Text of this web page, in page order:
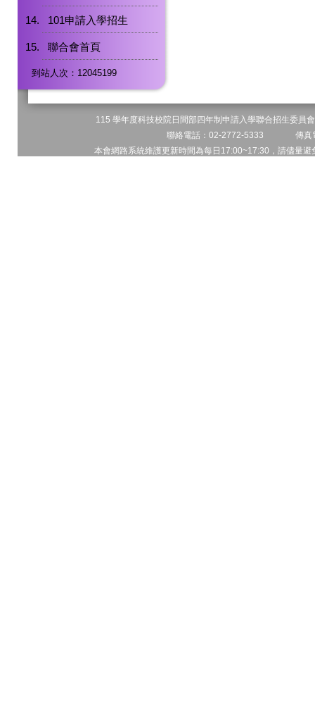
101申請入學招生
聯合會首頁
到站人次：12045199
115 學年度科技校院日間部四年制申請入學聯合招生委
聯絡電話：02-2772-5333 傳
本會網路系統維護更新時間為每日17:00~17:30，請儘量